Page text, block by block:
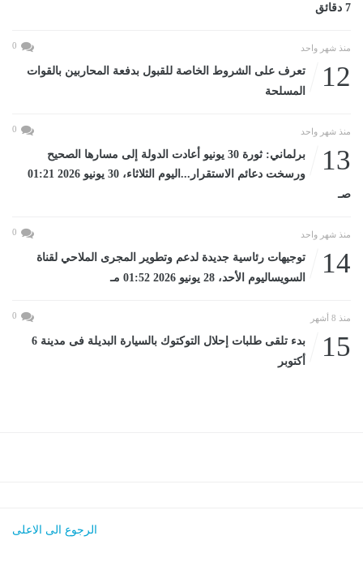
7 دقائق
منذ شهر واحد 0
12
تعرف على الشروط الخاصة للقبول بدفعة المحاربين بالقوات
المسلحة
منذ شهر واحد 0
13
برلماني: ثورة 30 يونيو أعادت الدولة إلى مسارها الصحيح
ورسخت دعائم الاستقرار...اليوم الثلاثاء، 30 يونيو 2026 01:21
صـ
منذ شهر واحد 0
14
توجيهات رئاسية جديدة لدعم وتطوير المجرى الملاحي لقناة
السويساليوم الأحد، 28 يونيو 2026 01:52 مـ
منذ 8 أشهر 0
15
بدء تلقى طلبات إحلال التوكتوك بالسيارة البديلة فى مدينة 6
أكتوبر
الرجوع الى الاعلى